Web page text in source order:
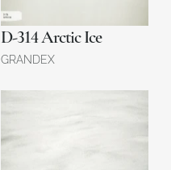
D-314 Arctic Ice
GRANDEX